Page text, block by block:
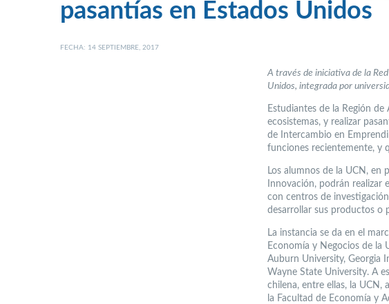
pasantías en Estados Unidos
FECHA: 14 SEPTIEMBRE, 2017
A través de iniciativa de la
Unidos, integrada por
Estudiantes de la Región
ecosistemas, y realizar
de Intercambio en
funciones recientemente, y
Los alumnos de la UCN, en
Innovación, podrán realizar
con centros de
desarrollar sus productos o
La instancia se da en el
Economía y Negocios de la
Auburn University, Georgia
Wayne State University. A
chilena, entre ellas, la UCN,
la Facultad de Economía y